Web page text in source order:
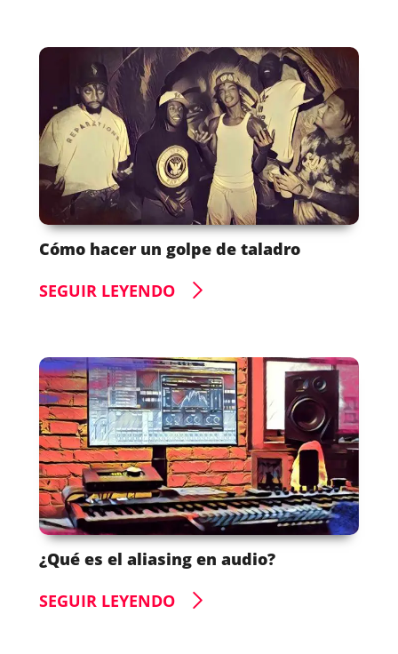
Cómo hacer un golpe de taladro
SEGUIR LEYENDO
¿Qué es el aliasing en audio?
SEGUIR LEYENDO